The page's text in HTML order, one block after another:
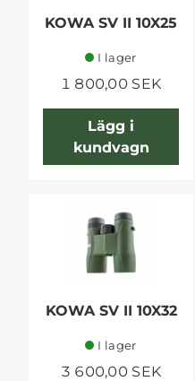
KOWA SV II 10X25
I lager
1 800,00 SEK
Lägg i
kundvagn
KOWA SV II 10X32
I lager
3 600,00 SEK